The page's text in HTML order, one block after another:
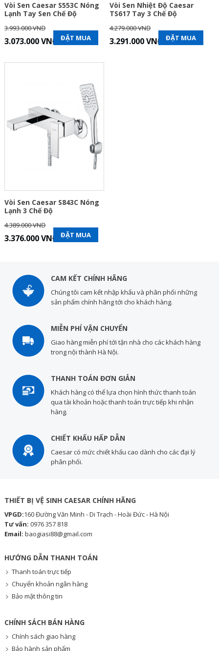
Vòi Sen Caesar S553C Nóng
Lạnh Tay Sen Chế Độ
3.993.000 VNĐ
3.073.000 VNĐ ĐẶT MUA
Vòi Sen Nhiệt Độ Caesar
TS617 Tay 3 Chế Độ
4.279.000 VNĐ
3.291.000 VNĐ ĐẶT MUA
Vòi Sen Caesar S843C Nóng
Lạnh 3 Chế Độ
4.389.000 VNĐ
3.376.000 VNĐ ĐẶT MUA
CAM KẾT CHÍNH HÃNG
Chúng tôi cam kết nhập khẩu và phân phối những
sản phẩm chính hãng tới cho khách hàng.
MIỄN PHÍ VẬN CHUYỂN
Giao hàng miễn phí tới tận nhà cho các khách hàng
trong nội thành Hà Nội.
THANH TOÁN ĐƠN GIẢN
Khách hàng có thể lựa chọn hình thức thanh toán
qua tài khoản hoặc thanh toán trực tiếp khi nhận
hàng.
CHIẾT KHẤU HẤP DẪN
Caesar có mức chiết khấu cao dành cho các đại lý
phân phối.
THIẾT BỊ VỆ SINH CAESAR CHÍNH HÃNG
VPGD:160 Đường Văn Minh - Di Trạch - Hoài Đức - Hà Nội
Tư vấn: 0976 357 818
Email: baogiasi88@gmail.com
HƯỚNG DẪN THANH TOÁN
Thanh toán trực tiếp
Chuyển khoản ngân hàng
Bảo mật thông tin
CHÍNH SÁCH BÁN HÀNG
Chính sách giao hàng
Bảo hành sản phẩm